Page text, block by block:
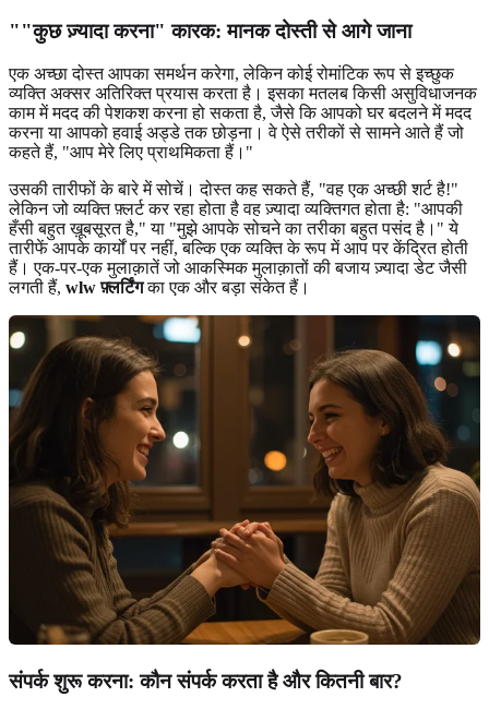
""कुछ ज़्यादा करना" कारक: मानक दोस्ती से आगे जाना
एक अच्छा दोस्त आपका समर्थन करेगा, लेकिन कोई रोमांटिक रूप से इच्छुक
व्यक्ति अक्सर अतिरिक्त प्रयास करता है। इसका मतलब किसी असुविधाजनक
काम में मदद की पेशकश करना हो सकता है, जैसे कि आपको घर बदलने में मदद
करना या आपको हवाई अड्डे तक छोड़ना। वे ऐसे तरीकों से सामने आते हैं जो
कहते हैं, "आप मेरे लिए प्राथमिकता हैं।"
उसकी तारीफों के बारे में सोचें। दोस्त कह सकते हैं, "वह एक अच्छी शर्ट है!"
लेकिन जो व्यक्ति फ़्लर्ट कर रहा होता है वह ज़्यादा व्यक्तिगत होता है: "आपकी
हँसी बहुत ख़ूबसूरत है," या "मुझे आपके सोचने का तरीका बहुत पसंद है।" ये
तारीफें आपके कार्यों पर नहीं, बल्कि एक व्यक्ति के रूप में आप पर केंद्रित होती
हैं। एक-पर-एक मुलाक़ातें जो आकस्मिक मुलाक़ातों की बजाय ज़्यादा डेट जैसी
लगती हैं, wlw फ़्लर्टिंगका एक और बड़ा संकेत हैं।
संपर्क शुरू करना: कौन संपर्क करता है और कितनी बार?